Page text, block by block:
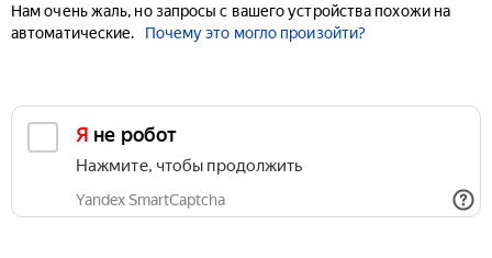
Нам очень жаль, но запросы с вашего устройства похожи на
автоматические.
Почему это могло произойти?
Я не робот
Нажмите, чтобы продолжить
Yandex SmartCaptcha